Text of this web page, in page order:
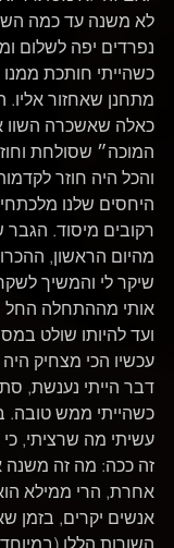
לא משנה עד כמה
נפרדים יפה לשלום
כשהייתי חותכת
מתחנן שאחזור אליו.
כאלה שאשכרה השוו
המוכה״ שסולחת
והכל היה חוזר
היחסים שלנו
רקובים מיסוד.
מהיום הראשון,
שיקר לי והמשיך
אותי מההתחלה החל
ועד להיותו שולט
עכשיו הכי מצחיק
דבר הייתי נענשת,
כשהייתי ממש טובה.
עשיתי מה שרציתי,
זה ככה: מה זה
אחרת, הרי ממילא הוא
אנשים יקרים, בזמן
השורות הללו